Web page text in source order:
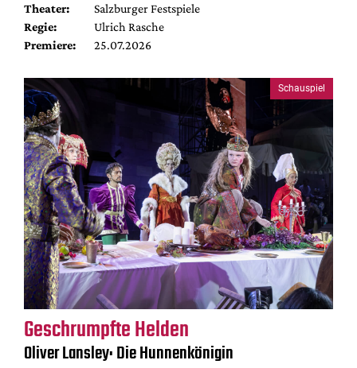
Theater:
Salzburger Festspiele
Regie:
Ulrich Rasche
Premiere:
25.07.2026
Schauspiel
Geschrumpfte Helden
Oliver Lansley: Die Hunnenkönigin